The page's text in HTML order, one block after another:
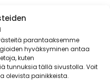
parantaaksemme
hyväksyminen antaa
kuten
tunnuksia tällä sivustolla. Voit
olevista painikkeista.